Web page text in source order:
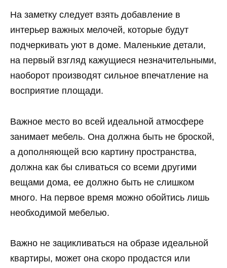
На заметку следует взять добавление в
интерьер важных мелочей, которые будут
подчеркивать уют в доме. Маленькие детали,
на первый взгляд кажущиеся незначительными,
наоборот производят сильное впечатление на
восприятие площади.
Важное место во всей идеальной атмосфере
занимает мебель. Она должна быть не броской,
а дополняющей всю картину пространства,
должна как бы сливаться со всеми другими
вещами дома, ее должно быть не слишком
много. На первое время можно обойтись лишь
необходимой мебелью.
Важно не зацикливаться на образе идеальной
квартиры, может она скоро продастся или